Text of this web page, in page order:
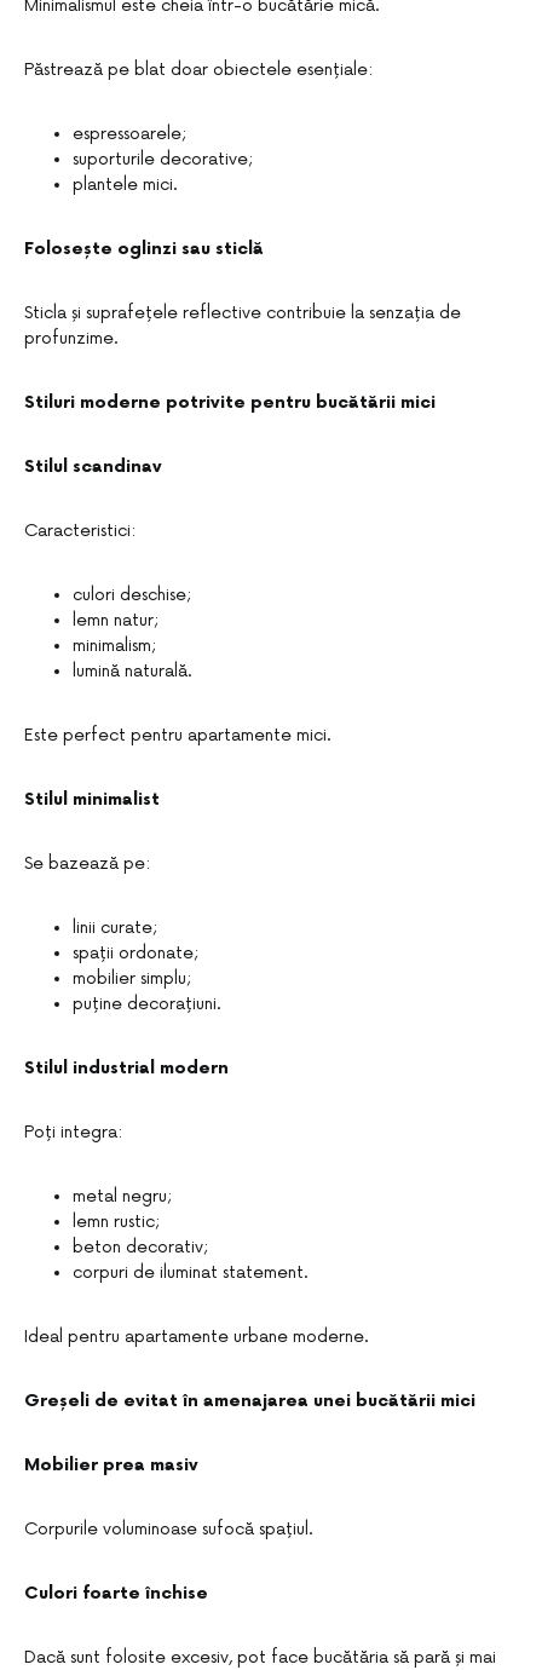
Minimalismul este cheia într-o bucătărie mică.
Păstrează pe blat doar obiectele esențiale:
espressoarele;
suporturile decorative;
plantele mici.
Folosește oglinzi sau sticlă
Sticla și suprafețele reflective contribuie la senzația de
profunzime.
Stiluri moderne potrivite pentru bucătării mici
Stilul scandinav
Caracteristici:
culori deschise;
lemn natur;
minimalism;
lumină naturală.
Este perfect pentru apartamente mici.
Stilul minimalist
Se bazează pe:
linii curate;
spații ordonate;
mobilier simplu;
puține decorațiuni.
Stilul industrial modern
Poți integra:
metal negru;
lemn rustic;
beton decorativ;
corpuri de iluminat statement.
Ideal pentru apartamente urbane moderne.
Greșeli de evitat în amenajarea unei bucătării mici
Mobilier prea masiv
Corpurile voluminoase sufocă spațiul.
Culori foarte închise
Dacă sunt folosite excesiv, pot face bucătăria să pară și mai